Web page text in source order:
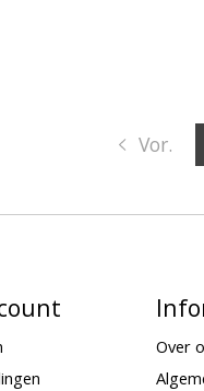
Vor.
Over